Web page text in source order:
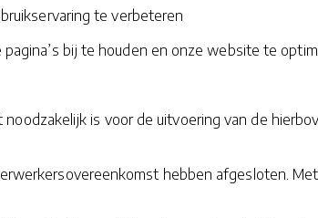
te verbeteren
bij te houden en onze website te
is voor de uitvoering van de
hebben afgesloten.